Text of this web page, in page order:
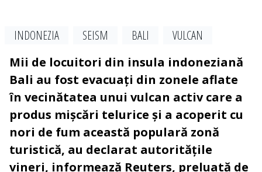
INDONEZIA SEISM BALI
VULCAN
Mii de locuitori din insula indoneziană
Bali au fost evacuați din zonele aflate
în vecinătatea unui vulcan activ care a
produs mișcări telurice și a acoperit cu
nori de fum această populară zonă
turistică, au declarat autoritățile
vineri, informează Reuters, preluată de